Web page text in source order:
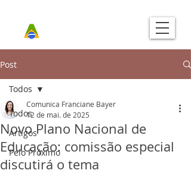
Post
Todos
Artigos
Pelo Próximo
Todos
Novo Plano Nacional de
Educação: comissão especial
discutirá o tema
Comunica Franciane Bayer
12 de mai. de 2025